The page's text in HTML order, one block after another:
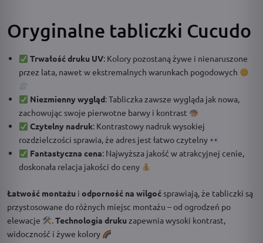
Oryginalne tabliczki Cucudo
Trwałość druku UV: Kolory pozostaną żywe i nienaruszone
przez lata, nawet w ekstremalnych warunkach pogodowych
Niezmienny wygląd: Tabliczka zawsze wygląda jak nowa,
zachowując swoje pierwotne barwy i kontrast
Czytelny nadruk: Kontrastowy nadruk wysokiej
rozdzielczości sprawia, że adres jest łatwo czytelny
Fantastyczna cena: Najwyższa jakość w atrakcyjnej cenie,
doskonała relacja jakości do ceny
Łatwość montażu i odporność na wilgoćsprawiają, że tabliczki są
przystosowane do różnych miejsc montażu – od ogrodzeń po
elewacje
.Technologia drukuzapewnia wysoki kontrast,
widoczność i żywe kolory